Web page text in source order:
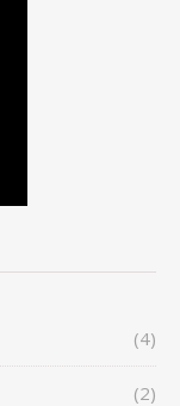
(4)
(2)